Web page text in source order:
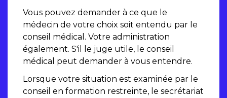
Vous pouvez demander à ce que le
médecin de votre choix soit entendu par le
conseil médical. Votre administration
également. S'il le juge utile, le conseil
médical peut demander à vous entendre.
Lorsque votre situation est examinée par le
conseil en formation restreinte, le secrétariat